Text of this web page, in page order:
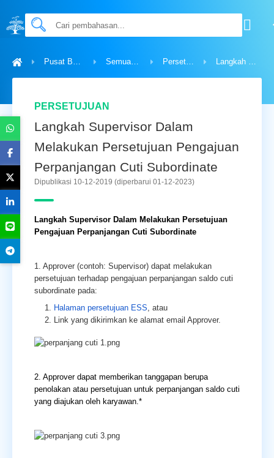
Pusat Bantuan Semua Topik Persetujuan Langkah Supervisor Dalam Melakukan Persetujuan Pengajuan Perpanjangan Cuti Subordinate
PERSETUJUAN
Langkah Supervisor Dalam
Melakukan Persetujuan Pengajuan
Perpanjangan Cuti Subordinate
Dipublikasi 10-12-2019 (diperbarui 01-12-2023)
Langkah Supervisor Dalam Melakukan Persetujuan
Pengajuan Perpanjangan Cuti Subordinate
1. Approver (contoh: Supervisor) dapat melakukan
persetujuan terhadap pengajuan perpanjangan saldo cuti
subordinate pada:
Halaman persetujuan ESS, atau
Link yang dikirimkan ke alamat email Approver.
2. Approver dapat memberikan tanggapan berupa
penolakan atau persetujuan untuk perpanjangan saldo cuti
yang diajukan oleh karyawan.*